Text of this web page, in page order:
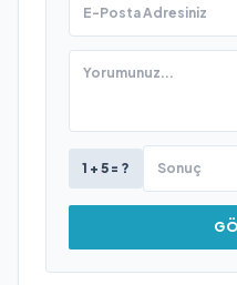
1 + 5 = ?